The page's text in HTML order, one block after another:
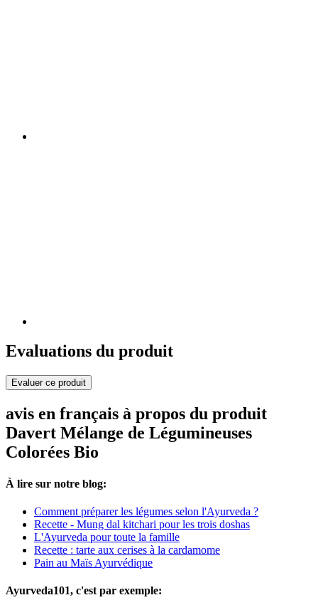
Evaluations du produit
Evaluer ce produit
avis en français à propos du produit
Davert Mélange de Légumineuses
Colorées Bio
À lire sur notre blog:
Comment préparer les légumes selon l'Ayurveda ?
Recette - Mung dal kitchari pour les trois doshas
L'Ayurveda pour toute la famille
Recette : tarte aux cerises à la cardamome
Pain au Maïs Ayurvédique
Ayurveda101, c'est par exemple: